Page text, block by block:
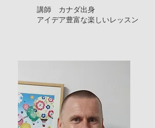
​講師 カナダ出身
​アイデア豊富な​楽しいレッスン